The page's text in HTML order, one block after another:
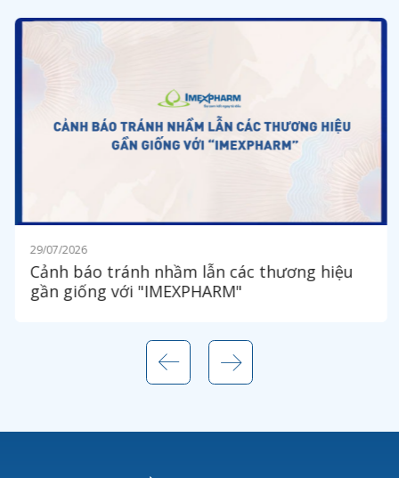
29/07/2026
Cảnh báo tránh nhầm lẫn các thương hiệu
gần giống với "IMEXPHARM"